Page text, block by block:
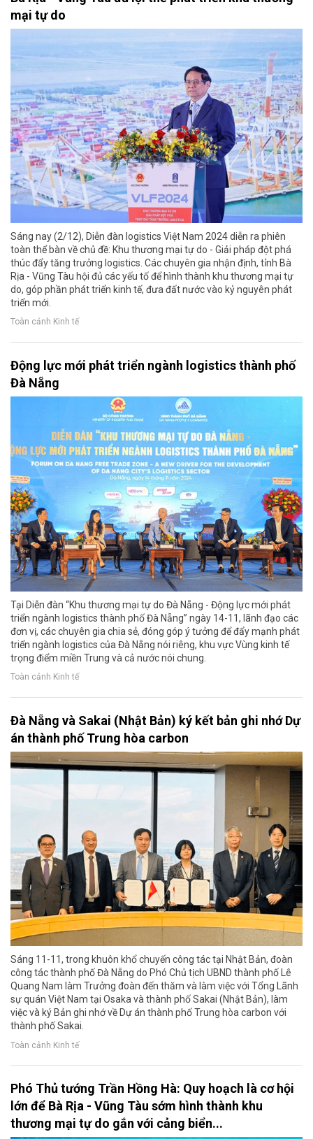
mại tự do
Sáng nay (2/12), Diễn đàn logistics Việt Nam 2024 diễn ra phiên
toàn thể bàn về chủ đề: Khu thương mại tự do - Giải pháp đột phá
thúc đẩy tăng trưởng logistics. Các chuyên gia nhận định, tỉnh Bà
Rịa - Vũng Tàu hội đủ các yếu tố để hình thành khu thương mại tự
do, góp phần phát triển kinh tế, đưa đất nước vào kỷ nguyên phát
triển mới.
Toàn cảnh Kinh tế
Động lực mới phát triển ngành logistics thành phố
Đà Nẵng
Tại Diễn đàn “Khu thương mại tự do Đà Nẵng - Động lực mới phát
triển ngành logistics thành phố Đà Nẵng” ngày 14-11, lãnh đạo các
đơn vị, các chuyên gia chia sẻ, đóng góp ý tưởng để đẩy mạnh phát
triển ngành logistics của Đà Nẵng nói riêng, khu vực Vùng kinh tế
trọng điểm miền Trung và cả nước nói chung.
Toàn cảnh Kinh tế
Đà Nẵng và Sakai (Nhật Bản) ký kết bản ghi nhớ Dự
án thành phố Trung hòa carbon
Sáng 11-11, trong khuôn khổ chuyến công tác tại Nhật Bản, đoàn
công tác thành phố Đà Nẵng do Phó Chủ tịch UBND thành phố Lê
Quang Nam làm Trưởng đoàn đến thăm và làm việc với Tổng Lãnh
sự quán Việt Nam tại Osaka và thành phố Sakai (Nhật Bản), làm
việc và ký Bản ghi nhớ về Dự án thành phố Trung hòa carbon với
thành phố Sakai.
Toàn cảnh Kinh tế
Phó Thủ tướng Trần Hồng Hà: Quy hoạch là cơ hội
lớn để Bà Rịa - Vũng Tàu sớm hình thành khu
thương mại tự do gắn với cảng biển...